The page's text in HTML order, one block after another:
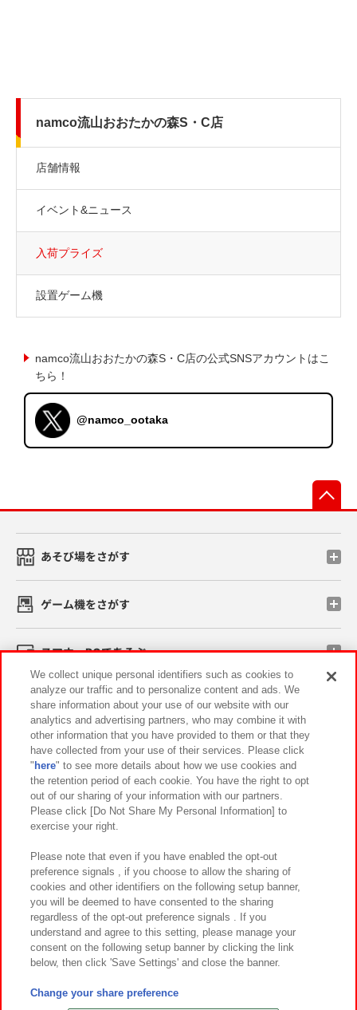
namco流山おおたかの森S・C店
店舗情報
イベント&ニュース
入荷プライズ
設置ゲーム機
namco流山おおたかの森S・C店の公式SNSアカウントはこ
ちら！
@namco_ootaka
あそび場をさがす
ゲーム機をさがす
スマホ・PCであそぶ
イベント・キャンペーン
関連会社 サステナビリティ サイトポリシー
プライバシーポリシー ウェブアクセシビリティ方針と検証結果
お取引先さまとともに
カスタマーハラスメント対応方針 よくあるご質問・お問い合わせ
©Bandai Namco Amusement Inc.
©Bandai Namco Amusement Lab Inc.
We collect unique personal identifiers such as cookies to
analyze our traffic and to personalize content and ads. We
share information about your use of our website with our
analytics and advertising partners, who may combine it with
other information that you have provided to them or that they
have collected from your use of their services. Please click
" here" to see more details about how we use cookies and
the retention period of each cookie. You have the right to opt
out of our sharing of your information with our partners.
Please click [Do Not Share My Personal Information] to
exercise your right.
Please note that even if you have enabled the opt-out
preference signals , if you choose to allow the sharing of
cookies and other identifiers on the following setup banner,
you will be deemed to have consented to the sharing
regardless of the opt-out preference signals . If you
understand and agree to this setting, please manage your
consent on the following setup banner by clicking the link
below, then click 'Save Settings' and close the banner.
Change your share preference